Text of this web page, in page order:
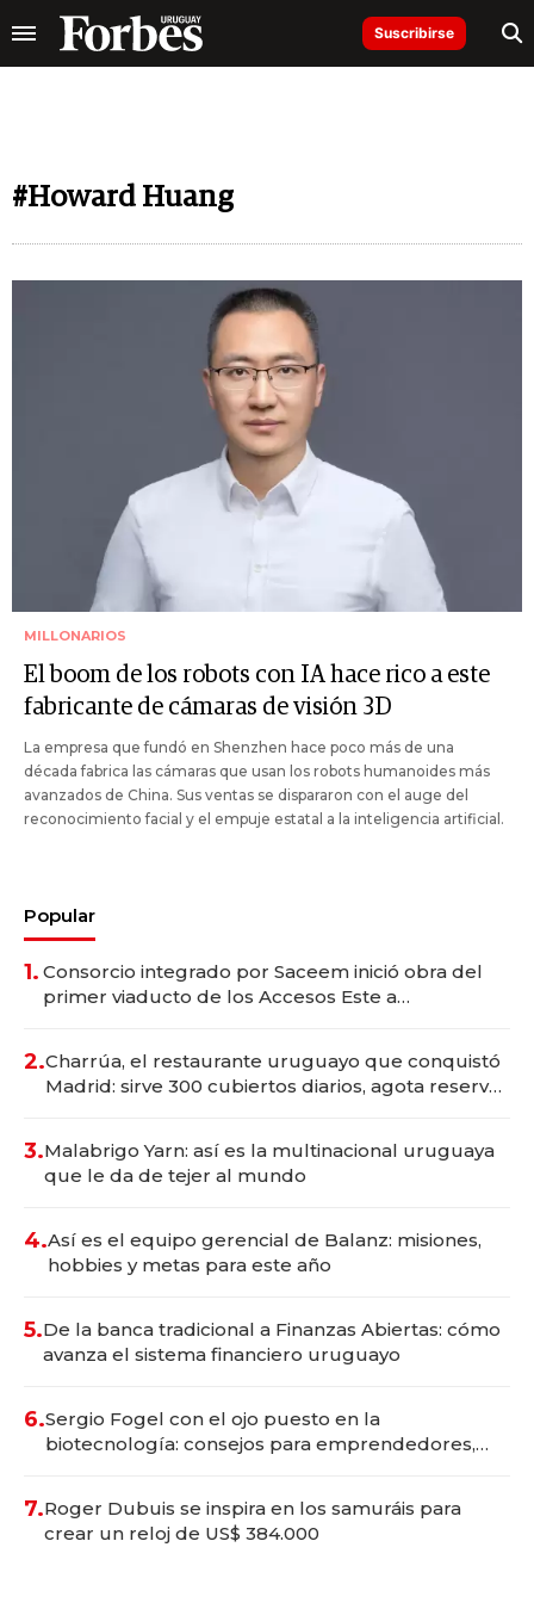
Suscribirse
#Howard Huang
MILLONARIOS
El boom de los robots con IA hace rico a este
fabricante de cámaras de visión 3D
La empresa que fundó en Shenzhen hace poco más de una
década fabrica las cámaras que usan los robots humanoides más
avanzados de China. Sus ventas se dispararon con el auge del
reconocimiento facial y el empuje estatal a la inteligencia artificial.
Popular
1. Consorcio integrado por Saceem inició obra del
primer viaducto de los Accesos Este a
2.Charrúa, el restaurante uruguayo que conquistó
Madrid: sirve 300 cubiertos diarios, agota reservas
3.Malabrigo Yarn: así es la multinacional uruguaya
que le da de tejer al mundo
4.Así es el equipo gerencial de Balanz: misiones,
hobbies y metas para este año
5.De la banca tradicional a Finanzas Abiertas: cómo
avanza el sistema financiero uruguayo
6.Sergio Fogel con el ojo puesto en la
biotecnología: consejos para emprendedores,
7.Roger Dubuis se inspira en los samuráis para
crear un reloj de US$ 384.000